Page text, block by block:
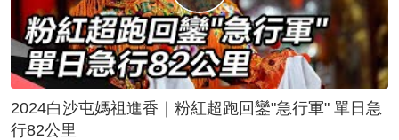
2024白沙屯媽祖進香｜粉紅超跑回鑾"急行軍" 單日急
行82公里